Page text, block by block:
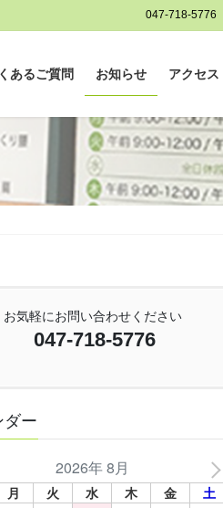
047-718-5776
あるご質問 お知らせ アクセス
お気軽にお問い合わせください
047-718-5776
ダー
2026年 8月
月 火 水 木 金
土